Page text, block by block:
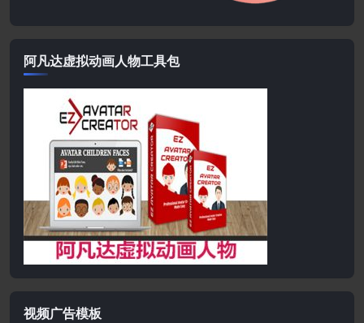
阿凡达虚拟动画人物工具包
视频广告模板